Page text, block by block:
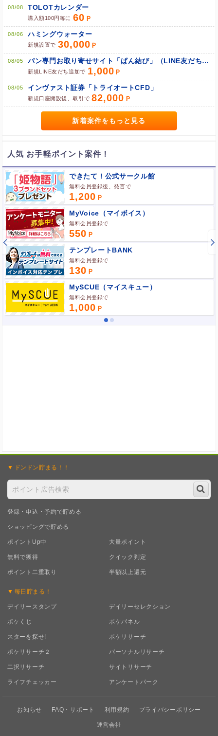
ポイント広告に関するFAQはこちら
08/08 TOLOTカレンダー
購入額100円毎に 60
08/06 ハミングウォーター
新規設置で 30,000
08/05 パン専門お取り寄せサイト「ぱん結び」（LINE友だち追加）
新規LINE友だち追加で 1,000
08/05 インヴァスト証券「トライオートCFD」
新規口座開設後、取引で 82,000
新着案件をもっと見る
人気 お手軽ポイント案件！
できたて！公式サークル館
無料会員登録後、発言で
1,200
MyVoice（マイボイス）
無料会員登録で
550
テンプレートBANK
無料会員登録で
130
MySCUE（マイスキュー）
無料会員登録で
1,000
ドンドン貯まる！！
登録・申込・予約で貯める
ショッピングで貯める
ポイントUp中 大量ポイント
無料で獲得 クイック判定
ポイント二重取り 半額以上還元
毎日 貯まる！
デイリースタンプ デイリーセレクション
ポケくじ ポケパネル
スターを探せ! ポケリサーチ
ポケリサーチ２ パーソナルリサーチ
二択リサーチ サイトリサーチ
ライフチェッカー アンケートパーク
お知らせ FAQ・サポート 利用規約 プライバシーポリシー
運営会社